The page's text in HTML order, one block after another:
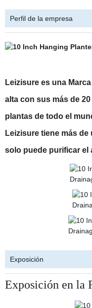
Perfil de la empresa
Leizisure es una
alta con sus más de
plantas de todo el
Leizisure tiene más
solo puede purificar el
Exposición
Exposición en la